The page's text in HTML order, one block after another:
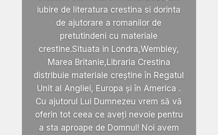
iubire de literatura crestina si dorinta
de ajutorare a romanilor de
pretutindeni cu materiale
crestine.Situata in Londra,Wembley,
Marea Britanie,Libraria Crestina
distribuie materiale creștine în Regatul
Unit al Angliei, Europa și în America .
Cu ajutorul Lui Dumnezeu vrem să vă
oferin tot ceea ce aveți nevoie pentru
a sta aproape de Domnul! Noi avem